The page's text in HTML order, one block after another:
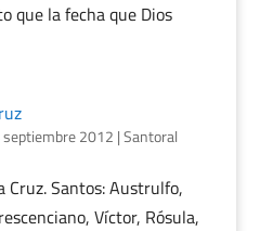
que la fecha que Dios
2012 |Santoral
Cruz. Santos: Austrulfo,
Víctor, Rósula,